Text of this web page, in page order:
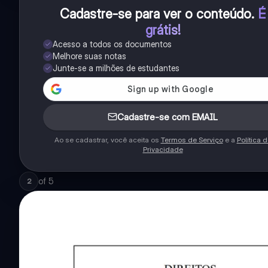
Cadastre-se para ver o conteúdo. É
grátis!
Acesso a todos os documentos
Melhore suas notas
Junte-se a milhões de estudantes
Cadastre-se com EMAIL
Ao se cadastrar, você aceita os Termos de Serviçoe a Política
Privacidade
2 of 5